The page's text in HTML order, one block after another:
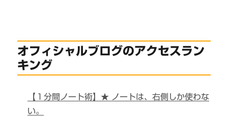
オフィシャルブログのアクセスラン
キング
【１分間ノート術】★ ノートは、右側しか使わな
い。